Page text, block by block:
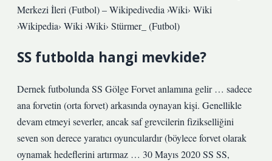
Merkezi İleri (Futbol) – Wikipedivedia ›Wiki› Wiki
›Wikipedia› Wiki ›Wiki› Stürmer_ (Futbol)
SS futbolda hangi mevkide?
Dernek futbolunda SS Gölge Forvet anlamına gelir … sadece
ana forvetin (orta forvet) arkasında oynayan kişi. Genellikle
devam etmeyi severler, ancak saf grevcilerin fizikselliğini
seven son derece yaratıcı oyunculardır (böylece forvet olarak
oynamak hedeflerini artırmaz … 30 Mayıs 2020 SS SS,